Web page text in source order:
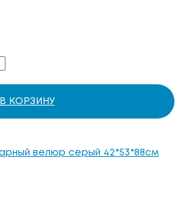
В КОРЗИНУ
велюр серый 42*53*88см